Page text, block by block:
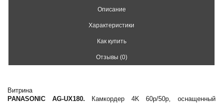
Описание
Характеристики
Как купить
Отзывы (0)
Витрина
PANASONIC AG-UX180. Камкордер 4K 60p/50p, оснащенный